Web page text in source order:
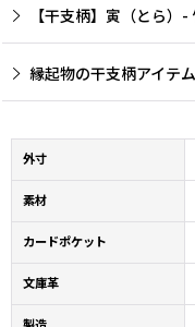
【干支柄】寅（とら）-
縁起物の干支柄アイテム
外寸
素材
カードポケット
文庫革